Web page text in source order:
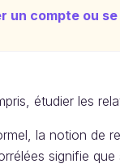
un compte ou
étudier les
la notion de
signifie